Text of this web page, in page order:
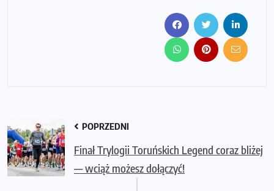
POPRZEDNI
Finał Trylogii Toruńskich Legend coraz bliżej
— wciąż możesz dołączyć!